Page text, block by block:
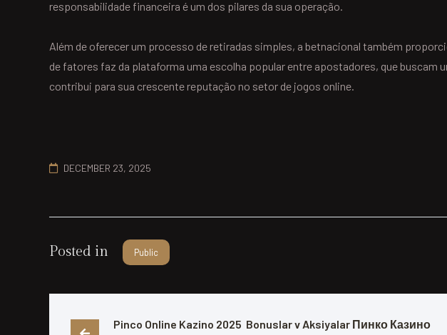
responsabilidade financeira é um dos pilares da sua operação.
Além de oferecer um processo de retiradas simples, a betnacional também
de fatores faz da plataforma uma escolha popular entre apostadores, que
contribui para sua crescente reputação no setor de jogos online.
DECEMBER 23, 2025
Posted in Public
Pinco Online Kazino 2025  Bonuslar v Aksiyalar Пинко Казино